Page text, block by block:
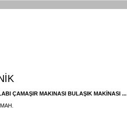
ÇAMAŞIR MAKINASI BULAŞIK MAKİNASI ...